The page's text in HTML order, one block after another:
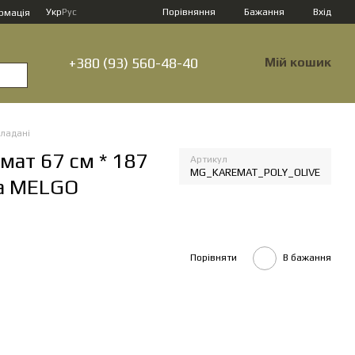
УкрРус Порівняння Бажання Вхід
+380 (93) 560-48-40 Мій кошик
67 см * 187
Артикул
MG_KAREMAT_POLY_OLIVE
Порівняти В бажання